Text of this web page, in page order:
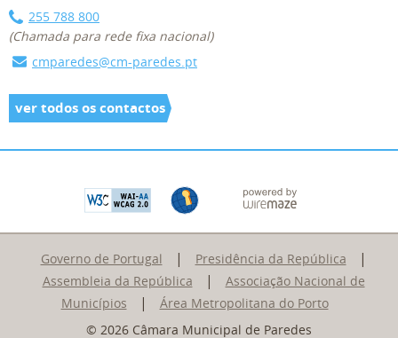
255 788 800
(Chamada para rede fixa nacional)
cmparedes@cm-paredes.pt
ver todos os contactos
Governo de Portugal | Presidência da República |
Assembleia da República |
Associação Nacional de
Municípios
|
Área Metropolitana do Porto
© 2026 Câmara Municipal de Paredes